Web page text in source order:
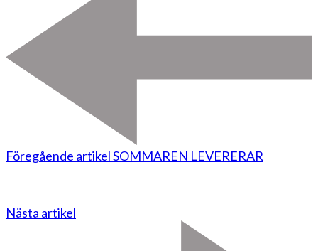
Föregående artikelSOMMAREN LEVERERAR
Nästa artikel